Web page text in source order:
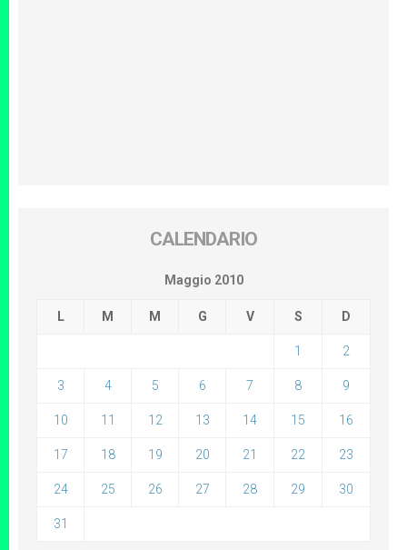
CALENDARIO
Maggio 2010
L M M G V S D
1 2
3 4 5 6 7 8 9
10 11 12 13 14 15 16
17 18 19 20 21 22 23
24 25 26 27 28 29 30
31